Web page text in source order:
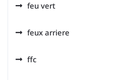
feu vert
feux arriere
ffc